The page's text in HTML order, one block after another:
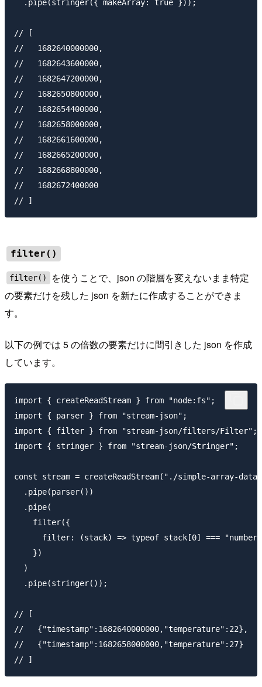
  .pipe(stringer({ makeArray: true }));
// [
//   1682640000000,
//   1682643600000,
//   1682647200000,
//   1682650800000,
//   1682654400000,
//   1682658000000,
//   1682661600000,
//   1682665200000,
//   1682668800000,
//   1682672400000
filter()
filter()
を使うことで、json の階層を変えないまま特定
の要素だけを残した json を新たに作成することができま
す。
以下の例では 5 の倍数の要素だけに間引きした json を作成
しています。
import { createReadStream } from "node:fs";
import { parser } from "stream-json";
import { filter } from "stream-json/filters/Filter";
import { stringer } from "stream-json/Stringer";
const stream = createReadStream("./simple-array-
  .pipe(parser())
  .pipe(
    filter({
filter: (stack) => typeof stack[0] ===
    })
  )
  .pipe(stringer());
// [
//   {"timestamp":1682640000000,"temperature":22},
//   {"timestamp":1682658000000,"temperature":27}